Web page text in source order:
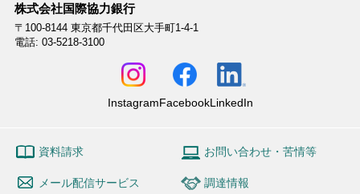
株式会社国際協力銀行
〒100-8144 東京都千代田区大手町1-4-1
電話: 03-5218-3100
InstagramFacebookLinkedIn
資料請求 お問い合わせ・苦情等
メール配信サービス 調達情報